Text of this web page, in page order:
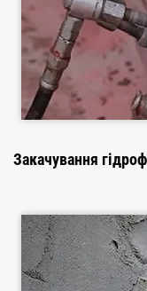
Закачування